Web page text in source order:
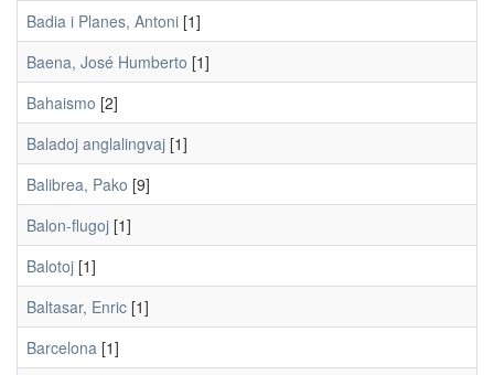
Badia i Planes, Antoni [1]
Baena, José Humberto [1]
Bahaismo [2]
Baladoj anglalingvaj [1]
Balibrea, Pako [9]
Balon-flugoj [1]
Balotoj [1]
Baltasar, Enric [1]
Barcelona [1]